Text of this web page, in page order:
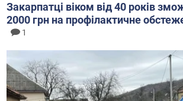
Закарпатці віком від 40 років
2000 грн на профілактичне
1